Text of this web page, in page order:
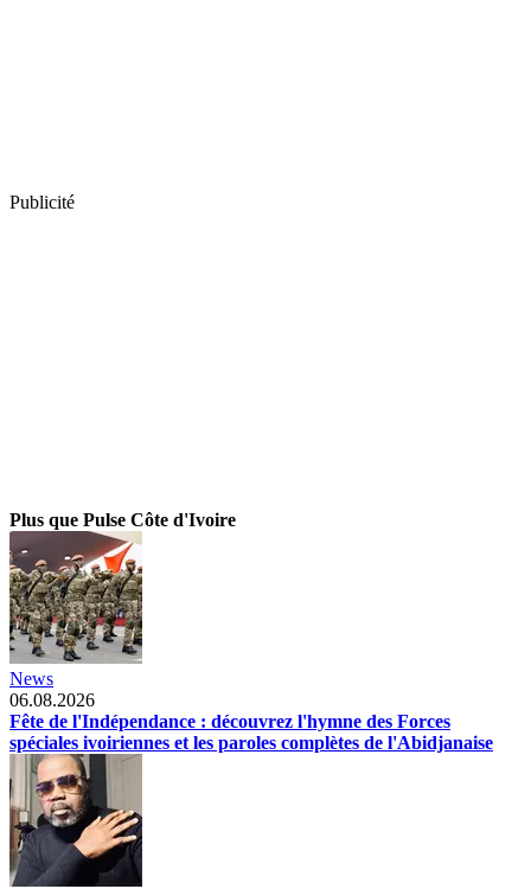
Publicité
Plus que Pulse Côte d'Ivoire
News
06.08.2026
Fête de l'Indépendance : découvrez l'hymne des Forces
spéciales ivoiriennes et les paroles complètes de l'Abidjanaise